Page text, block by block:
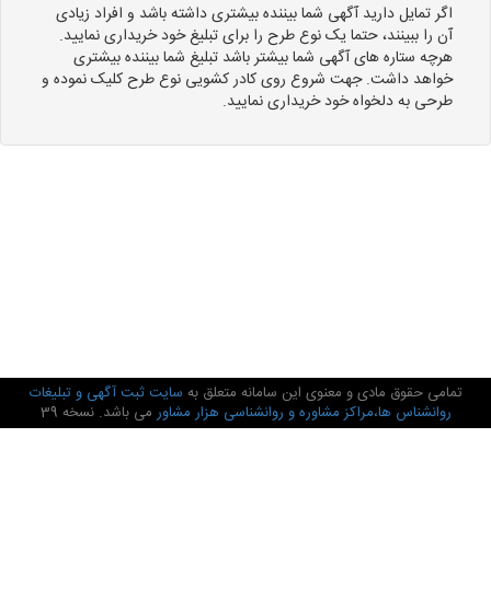
اگر تمایل دارید آگهی شما بیننده بیشتری داشته باشد و افراد زیادی
آن را ببینند، حتما یک نوع طرح را برای تبلیغ خود خریداری نمایید.
هرچه ستاره های آگهی شما بیشتر باشد تبلیغ شما بیننده بیشتری
خواهد داشت. جهت شروع روی کادر کشویی نوع طرح کلیک نموده و
طرحی به دلخواه خود خریداری نمایید.
تمامی حقوق مادی و معنوی این سامانه متعلق به سایت ثبت آگهی و تبلیغات
روانشناس ها،مراکز مشاوره و روانشناسی هزار مشاور می باشد. نسخه 39